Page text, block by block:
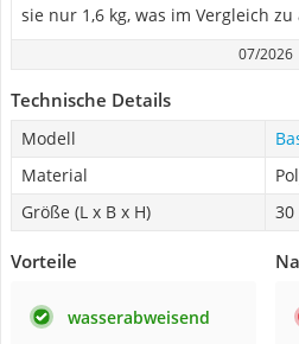
sie nur 1,6 kg, was im Vergleich
07/2026
Technische Details
Modell
Material
Größe (L x B x H)
30
Vorteile
wasserabweisend